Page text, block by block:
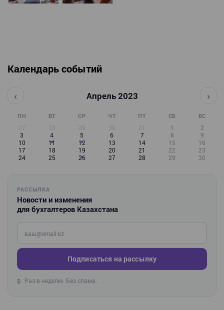
Календарь событий
‹ Апрель 2023 ›
ПН ВТ СР ЧТ ПТ СБ ВС
27 28 29 30 31 1
2
3
4 5 6 7 8
9
10
11 12 13 14 15
16
17
18 19 20 21 22
23
24
25 26 27 28 29 30
РАССЫЛКА
Новости и изменения
для бухгалтеров Казахстана
Введите ваш e-mail
Подписаться на рассылку
🔒 Раз в неделю. Без спама.